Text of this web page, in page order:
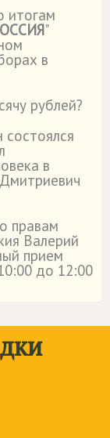
итогам
"
в
рублей?
в
правам
Валерий
прием
до 12:00